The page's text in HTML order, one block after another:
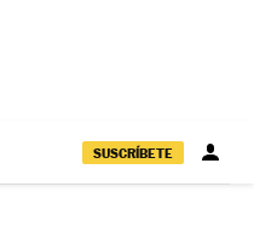
SUSCRÍBETE